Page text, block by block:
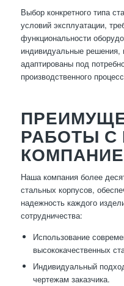
Выбор конкретного типа
условий эксплуатации,
функциональности
индивидуальные решения,
адаптированы под
производственного
РАБОТЫ С
Наша компания более
стальных корпусов,
надежность каждого
сотрудничества:
Использование
высококачественных
Индивидуальный
чертежам заказчика.